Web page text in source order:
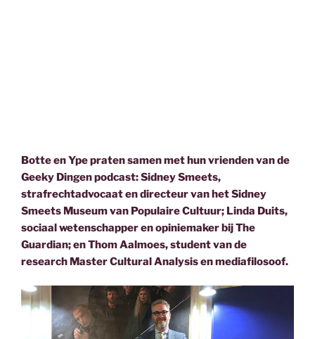
Botte en Ype praten samen met hun vrienden van de
Geeky Dingen podcast: Sidney Smeets,
strafrechtadvocaat en directeur van het Sidney
Smeets Museum van Populaire Cultuur; Linda Duits,
sociaal wetenschapper en opiniemaker bij The
Guardian; en Thom Aalmoes, student van de
research Master Cultural Analysis en mediafilosoof.